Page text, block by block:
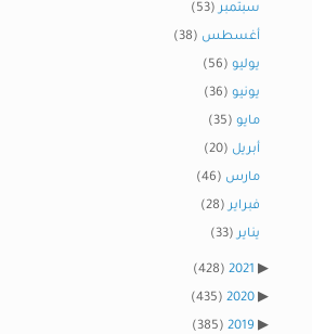
سبتمبر(53)
أغسطس (38)
يوليو (56)
يونيو (36)
مايو (35)
أبريل (20)
مارس (46)
فبراير(28)
يناير(33)
2021
(428)
2020
(435)
2019
(385)